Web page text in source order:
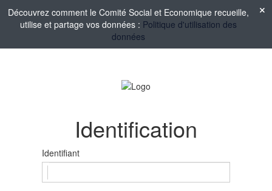
Découvrez comment le Comité Social et Economique recueille,
utilise et partage vos données : Politique d'utilisation des
données
Identification
Identifiant